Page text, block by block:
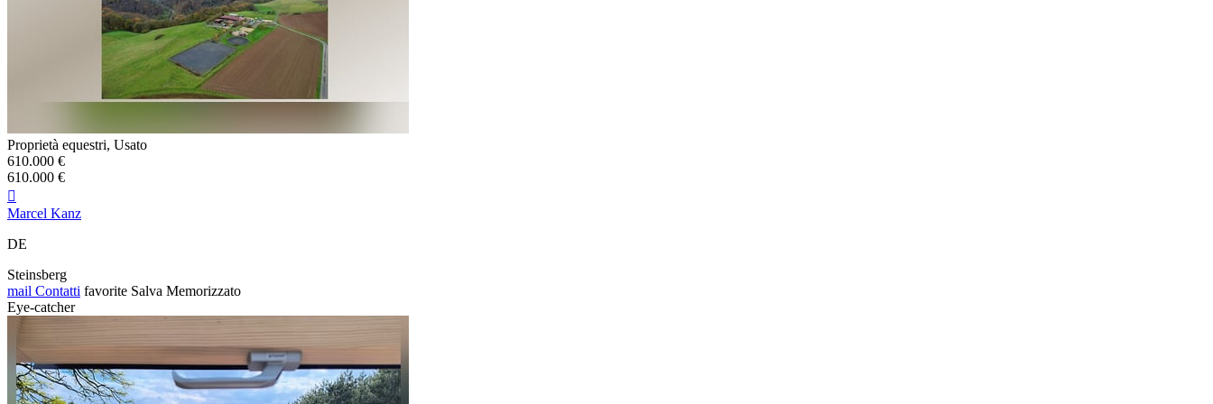
Proprietà equestri, Usato
610.000 €
610.000 €

Marcel Kanz
DE
Steinsberg
mail Contatti favorite Salva Memorizzato
Eye-catcher